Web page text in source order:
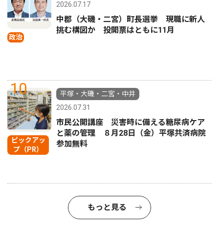
政治
2026.07.17
中郡（大磯・二宮）町長選挙 現職に新人
挑む構図か 投開票はともに11月
10
ピックアッ
プ（PR）
平塚・大磯・二宮・中井
2026.07.31
市民公開講座 災害時に備える糖尿病ケア
と薬の管理 ８月28日（金）平塚共済病院
参加無料
もっと見る